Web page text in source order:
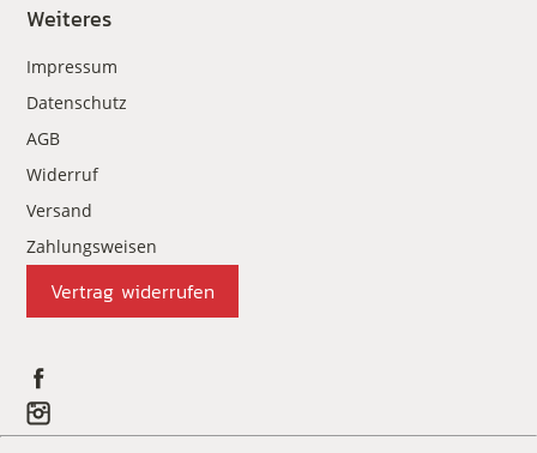
Weiteres
Impressum
Datenschutz
AGB
Widerruf
Versand
Zahlungsweisen
Vertrag widerrufen